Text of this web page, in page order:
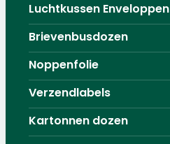
Luchtkussen Enveloppen
Brievenbusdozen
Noppenfolie
Verzendlabels
Kartonnen dozen